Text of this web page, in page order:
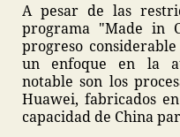
A pesar de las
programa "Made in
progreso
un enfoque en la
notable son los
Huawei, fabricados
capacidad de China